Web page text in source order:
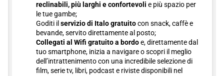
reclinabili, più larghi e confortevoli e più spazio per
le tue gambe;
Goditi il servizio di Italo gratuitocon snack, caffè e
bevande, servito direttamente al posto;
Collegati al Wifi gratuito a bordoe, direttamente dal
tuo smartphone, inizia a navigare o scopri il meglio
dell’intrattenimento con una incredibile selezione di
film, serie tv, libri, podcast e riviste disponibili nel